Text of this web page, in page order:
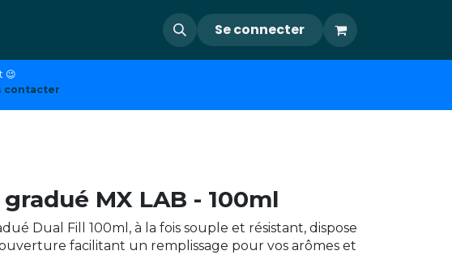
Se connecter
😉
contacter
MX LAB - 100ml
Dual Fill 100ml, à la fois souple et résistant, dispose
facilitant un remplissage pour vos arômes et